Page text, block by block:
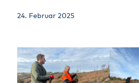
24. Februar 2025